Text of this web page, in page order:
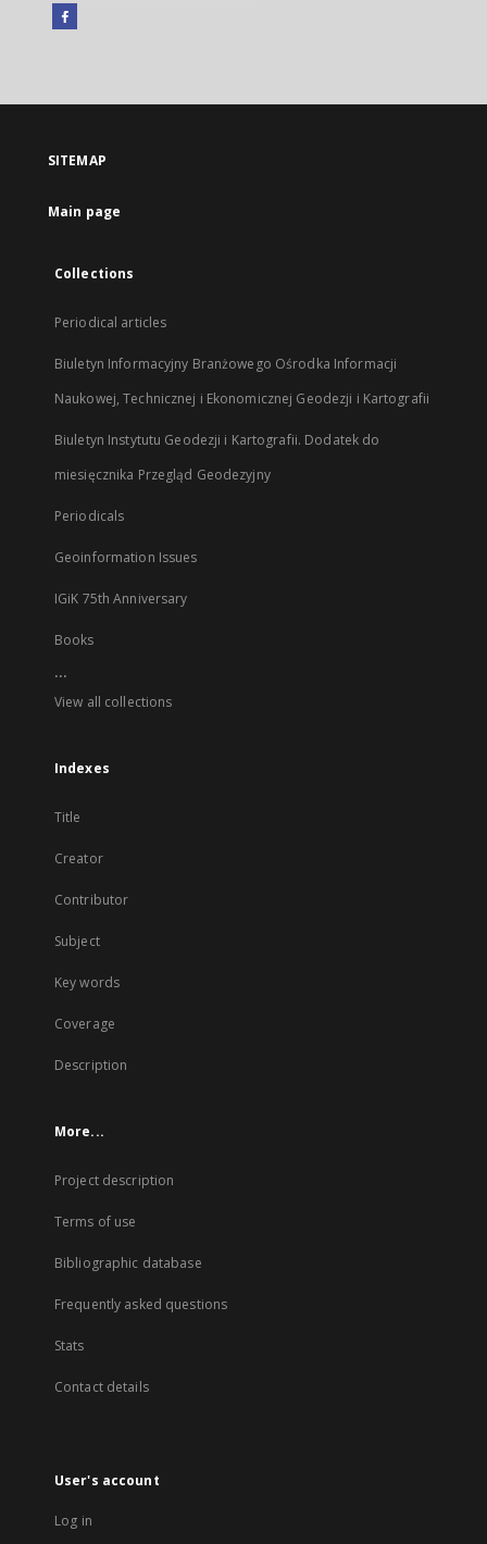
Facebook
open
new
SITEMAP
Main page
Collections
Periodical articles
Biuletyn Informacyjny Branżowego Ośrodka Informacji
Naukowej, Technicznej i Ekonomicznej Geodezji i Kartografii
Biuletyn Instytutu Geodezji i Kartografii. Dodatek do
miesięcznika Przegląd Geodezyjny
Periodicals
Geoinformation Issues
IGiK 75th Anniversary
Books
...
View all collections
Indexes
Title
Creator
Contributor
Subject
Key words
Coverage
Description
More...
Project description
Terms of use
Bibliographic database
Frequently asked questions
Stats
Contact details
User's account
Log in